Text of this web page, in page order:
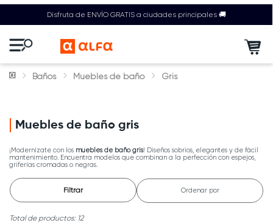
Disfruta de ENVÍO GRATIS a ciudades principales 🚚
Baños Muebles de baño Gris
Muebles de baño gris
¡Modernízate con los muebles de baño gris! Diseños sobrios, elegantes y de fácil
mantenimiento. Encuentra modelos que combinan a la perfección con espejos,
griferías cromadas o negras.
Filtrar Ordenar por
12